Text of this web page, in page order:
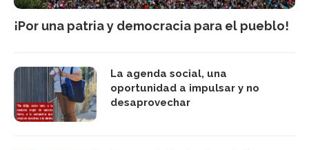
¡Por una patria y democracia para el pueblo!
La agenda social, una
oportunidad a impulsar y no
desaprovechar